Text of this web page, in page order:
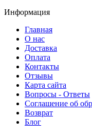
Информация
Главная
О нас
Доставка
Оплата
Контакты
Отзывы
Карта сайта
Вопросы - Ответы
Соглашение об
Возврат
Блог